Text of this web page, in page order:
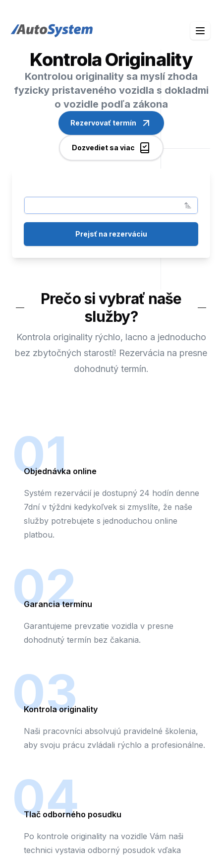
auto-system logo
Prejsť na rezerváciu
Kontrola Originality
Kontrolou originality sa myslí zhoda
fyzicky pristaveného vozidla s dokladmi
o vozidle podľa zákona
Rezervovať termín
Dozvediet sa viac
Prečo si vybrať naše
služby?
Kontrola originality rýchlo, lacno a jednoducho
bez zbytočných starostí! Rezervácia na presne
dohodnutý termín.
01
Objednávka online
Systém rezervácií je dostupný 24 hodín denne
7dní v týždni kedykoľvek si zmyslíte, že naše
služby potrebujete s jednoduchou online
platbou.
02
Garancia termínu
Garantujeme prevzatie vozidla v presne
dohodnutý termín bez čakania.
03
Kontrola originality
Naši pracovníci absolvujú pravidelné školenia,
aby svoju prácu zvládali rýchlo a profesionálne.
04
Tlač odborného posudku
Po kontrole originality na vozidle Vám naši
technici vystavia odborný posudok vďaka